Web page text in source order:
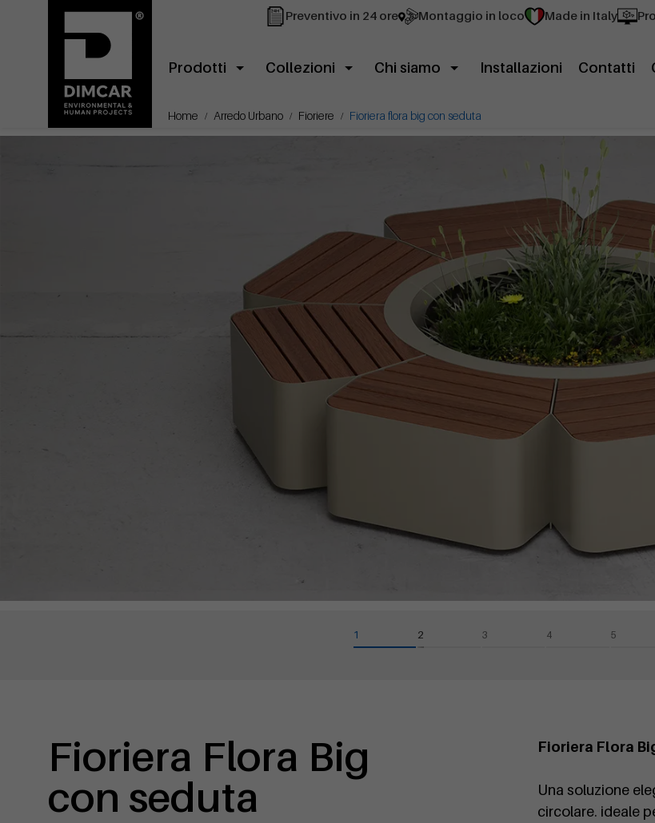
Preventivo in 24 ore Montaggio in loco Made in Italy
Prodotti Collezioni Chi siamo Installazioni Contatti
Home Arredo Urbano Fioriere Fioriera flora big con seduta
Fioriera Flora Big
con seduta
Fioriera Flora
Una soluzione
circolare. ideale